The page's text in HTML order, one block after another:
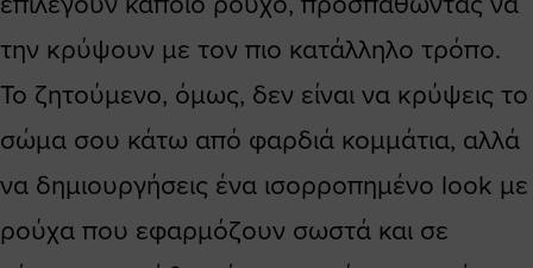
την κρύψουν με τον πιο κατάλληλο τρόπο.
Το ζητούμενο, όμως, δεν είναι να κρύψεις το
σώμα σου κάτω από φαρδιά κομμάτια, αλλά
να δημιουργήσεις ένα ισορροπημένο look με
ρούχα που εφαρμόζουν σωστά και σε